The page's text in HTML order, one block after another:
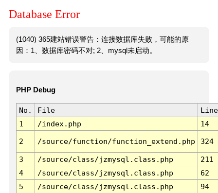
Database Error
(1040) 365建站错误警告：连接数据库失败，可能的原
因：1、数据库密码不对; 2、mysql未启动。
PHP Debug
No. File
Line
1
/index.php 14
2 /source/function/function_extend.php 324
3 /source/class/jzmysql.class.php
211
4
/source/class/jzmysql.class.php
62
5
/source/class/jzmysql.class.php
94